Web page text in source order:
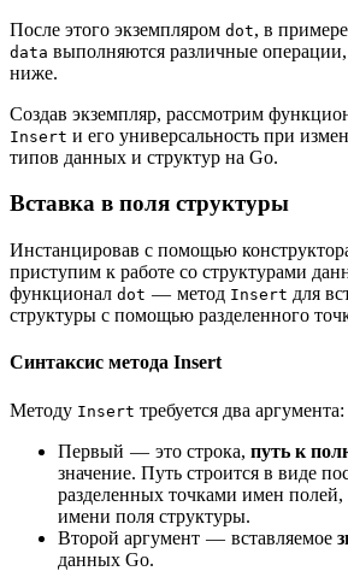
После этого экземпляром dot, в
data выполняются различные
ниже.
Создав экземпляр, рассмотрим
Insert и его универсальность при
типов данных и структур на Go.
Вставка в поля структуры
Инстанцировав с помощью
приступим к работе со структурами
функционал dot — метод Insert для
структуры с помощью разделенного
Синтаксис метода Insert
Методу Insert требуется два аргумента:
Первый — это строка, путь к
значение. Путь строится в виде
разделенных точками имен полей,
имени поля структуры.
Второй аргумент — вставляемое
данных Go.